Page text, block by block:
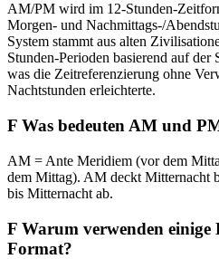
AM/PM wird im 12-Stunden-
Morgen- und Nachmittags-/
System stammt aus alten
Stunden-Perioden basierend auf der
was die Zeitreferenzierung ohne
Nachtstunden erleichterte.
F Was bedeuten AM und
AM = Ante Meridiem (vor dem
dem Mittag). AM deckt Mitternacht
bis Mitternacht ab.
F Warum verwenden einige
Format?